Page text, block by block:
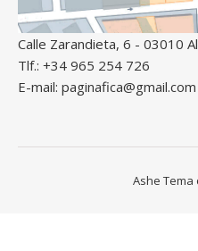
Calle Zarandieta, 6 - 03010
Tlf.: +34 965 254 726
E-mail: paginafica@gmail.com
Ashe Tema